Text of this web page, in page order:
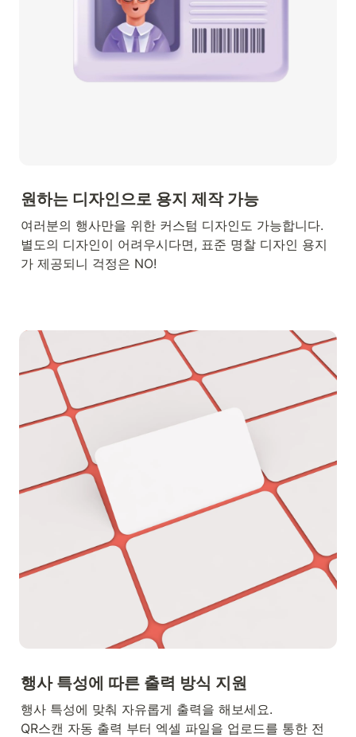
원하는 디자인으로 용지 제작 가능
여러분의 행사만을 위한 커스텀 디자인도 가능합니다.
별도의 디자인이 어려우시다면, 표준 명찰 디자인 용지
가 제공되니 걱정은 NO!
행사 특성에 따른 출력 방식 지원
행사 특성에 맞춰 자유롭게 출력을 해보세요.
QR스캔 자동 출력 부터 엑셀 파일을 업로드를 통한 전